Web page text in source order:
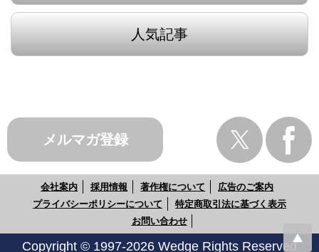
人気記事
メルマガ登録
会社案内 採用情報 著作権について
広告のご案内
プライバシーポリシーについて
特定商取引法に基づく表示
お問い合わせ
Copyright © 1997-2026 Wedge Rights Reserved